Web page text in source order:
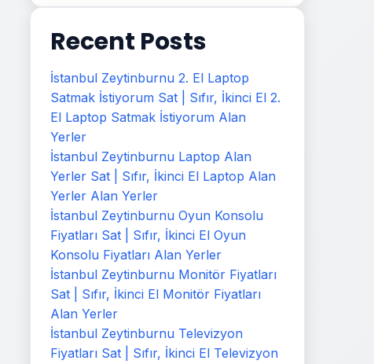
Recent Posts
İstanbul Zeytinburnu 2. El Laptop
Satmak İstiyorum Sat | Sıfır, İkinci El 2.
El Laptop Satmak İstiyorum Alan
Yerler
İstanbul Zeytinburnu Laptop Alan
Yerler Sat | Sıfır, İkinci El Laptop Alan
Yerler Alan Yerler
İstanbul Zeytinburnu Oyun Konsolu
Fiyatları Sat | Sıfır, İkinci El Oyun
Konsolu Fiyatları Alan Yerler
İstanbul Zeytinburnu Monitör Fiyatları
Sat | Sıfır, İkinci El Monitör Fiyatları
Alan Yerler
İstanbul Zeytinburnu Televizyon
Fiyatları Sat | Sıfır, İkinci El Televizyon